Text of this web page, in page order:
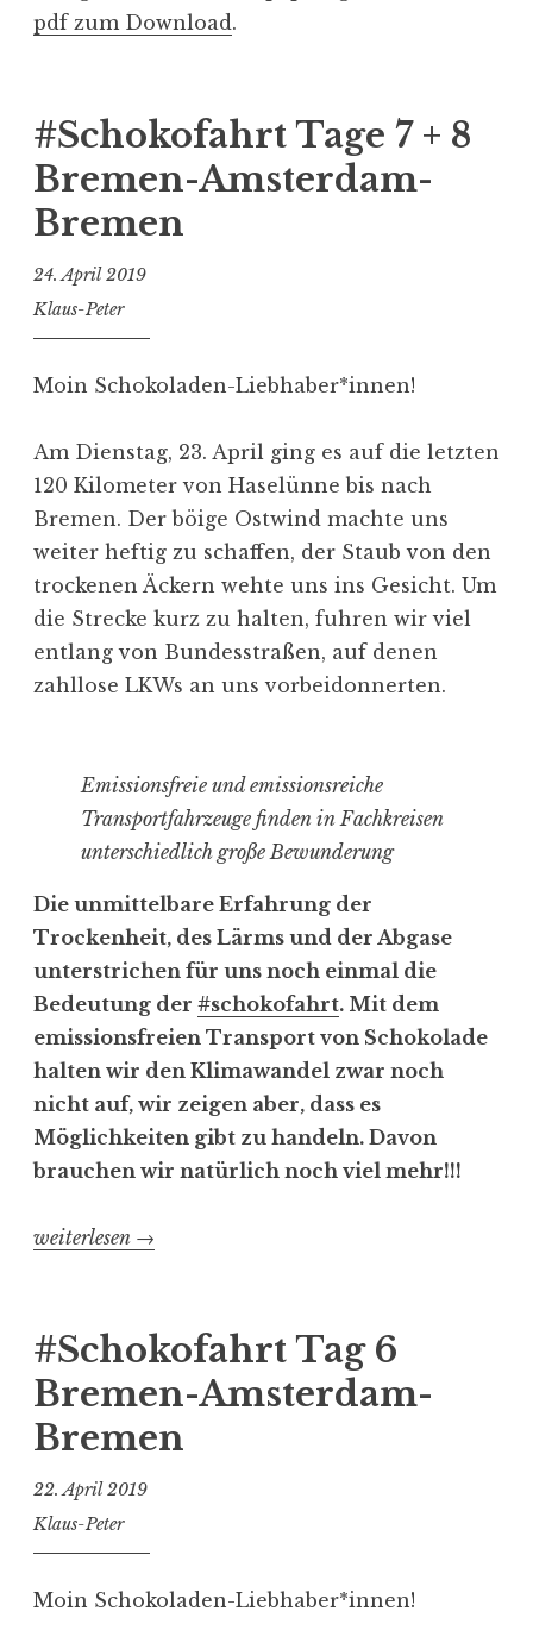
pdf zum Download .
#Schokofahrt Tage 7 + 8
Bremen-Amsterdam-
Bremen
24. April 2019
Klaus-Peter
Moin Schokoladen-Liebhaber*innen!
Am Dienstag, 23. April ging es auf die letzten
120 Kilometer von Haselünne bis nach
Bremen. Der böige Ostwind machte uns
weiter heftig zu schaffen, der Staub von den
trockenen Äckern wehte uns ins Gesicht. Um
die Strecke kurz zu halten, fuhren wir viel
entlang von Bundesstraßen, auf denen
zahllose LKWs an uns vorbeidonnerten.
Emissionsfreie und emissionsreiche
Transportfahrzeuge finden in Fachkreisen
unterschiedlich große Bewunderung
Die unmittelbare Erfahrung der
Trockenheit, des Lärms und der Abgase
unterstrichen für uns noch einmal die
Bedeutung der #schokofahrt. Mit dem
emissionsfreien Transport von Schokolade
halten wir den Klimawandel zwar noch
nicht auf, wir zeigen aber, dass es
Möglichkeiten gibt zu handeln. Davon
brauchen wir natürlich noch viel mehr!!!
„#Schokofahrt
+
8
Bremen-
Amsterdam-
weiterlesen →
#Schokofahrt Tag 6
Bremen-Amsterdam-
Bremen
22. April 2019
Klaus-Peter
Moin Schokoladen-Liebhaber*innen!